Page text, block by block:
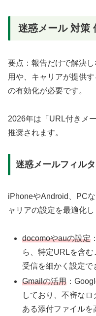
迷惑メール 対策
要点：報告だけで解決
用や、キャリアが提供
の有効化が必要です。
2026年は「URL付きメ
推奨されます。
迷惑メールフィル
iPhoneやAndroid、PC
ャリアの設定を最適化し
docomoやauの設定
ら、特定URLを含
受信を細かく設定で
Gmailの活用 ：
しており、不審な
ある添付ファイルを